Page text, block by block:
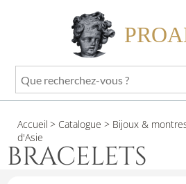
Que
recherchez-
?
Accueil > Catalogue > Bijoux &
d'Asie
BRACELETS